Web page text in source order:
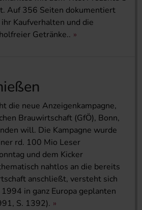
Auf 356 Seiten dokumentiert
Kaufverhalten und die
Getränke..
die neue Anzeigenkampagne,
Brauwirtschaft (GfÖ), Bonn,
will. Die Kampagne wurde
rd. 100 Mio Leser
und dem Kicker
nahtlos an die bereits
anschließt, versteht sich
in ganz Europa geplanten
S. 1392).